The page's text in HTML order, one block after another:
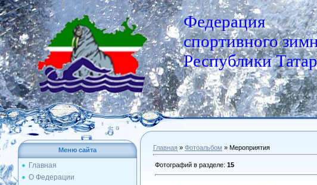
Федерация
спортивного
Республики
Меню сайта
Главная
О Федерации
Главная » Фотоальбом » Мероприятия
Фотографий в разделе: 15